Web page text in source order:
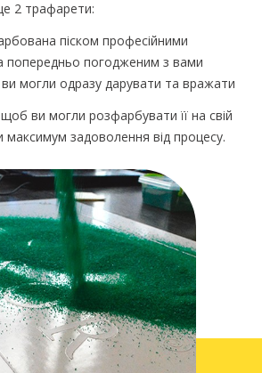
2 трафарети:
піском професійними
попередньо погодженим з вами
могли одразу дарувати та вражати
ви могли розфарбувати її на свій
максимум задоволення від процесу.